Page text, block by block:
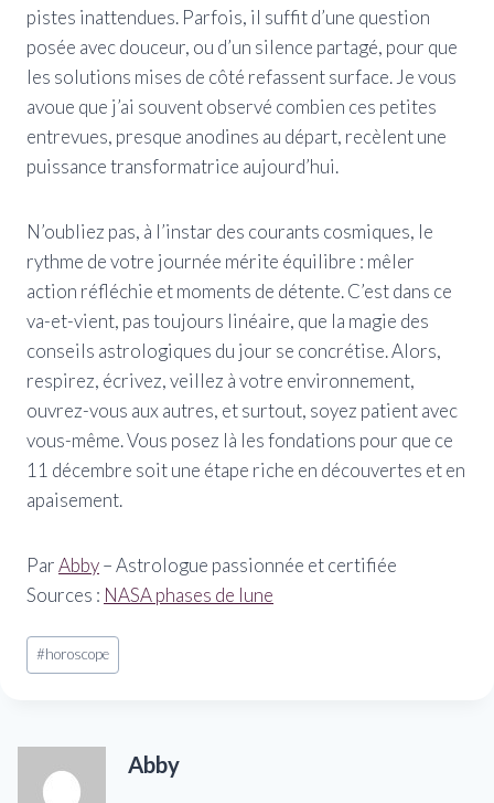
pistes inattendues. Parfois, il suffit d’une question
posée avec douceur, ou d’un silence partagé, pour que
les solutions mises de côté refassent surface. Je vous
avoue que j’ai souvent observé combien ces petites
entrevues, presque anodines au départ, recèlent une
puissance transformatrice aujourd’hui.
N’oubliez pas, à l’instar des courants cosmiques, le
rythme de votre journée mérite équilibre : mêler
action réfléchie et moments de détente. C’est dans ce
va-et-vient, pas toujours linéaire, que la magie des
conseils astrologiques du jour se concrétise. Alors,
respirez, écrivez, veillez à votre environnement,
ouvrez-vous aux autres, et surtout, soyez patient avec
vous-même. Vous posez là les fondations pour que ce
11 décembre soit une étape riche en découvertes et en
apaisement.
ParAbby– Astrologue passionnée et certifiée
Sources : NASA phases de lune
Étiquettes
de
#horoscope
Abby